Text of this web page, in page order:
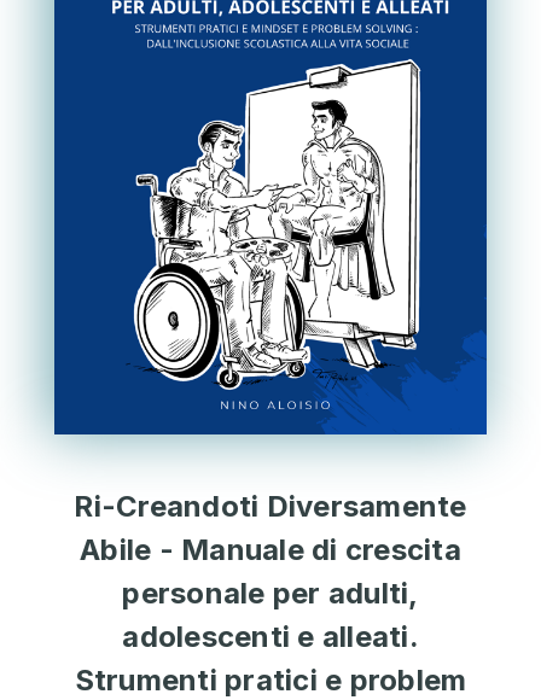
Ri-Creandoti Diversamente
Abile - Manuale di crescita
personale per adulti,
adolescenti e alleati.
Strumenti pratici e problem